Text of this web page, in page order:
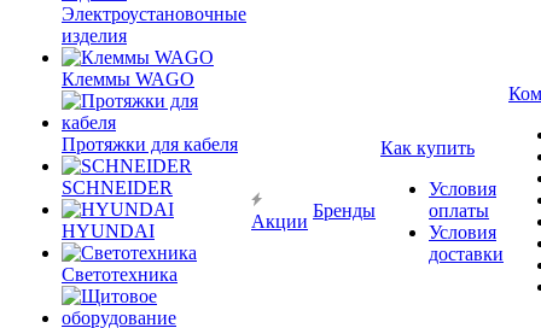
Электроустановочные
изделия
Клеммы WAGO
Протяжки для кабеля
SCHNEIDER
HYUNDAI
Светотехника
Акции
Бренды
Как купить
Условия
оплаты
Условия
доставки